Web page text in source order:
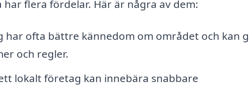
flera fördelar. Här är några av dem:
har ofta bättre kännedom om området och kan
och regler.
lokalt företag kan innebära snabbare